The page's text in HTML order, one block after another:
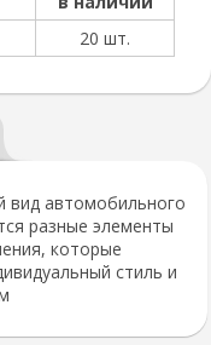
20 шт.
вид автомобильного
разные элементы
которые
стиль и